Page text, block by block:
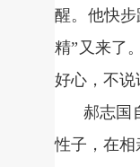
醒。他快
精”又来了
好心，不
郝志国
性子，在